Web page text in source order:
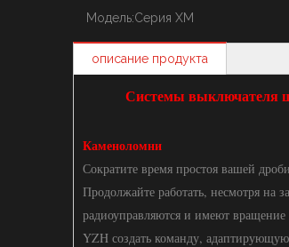
Модель:Серия ХМ
описание продукта
Системы выключателя
Каменоломни
Сократите время простоя вашей
Продолжайте работать, несмотря на
радиоуправляются и имеют
YZH создать команду,